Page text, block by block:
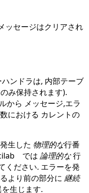
ッセージはクリアされ
ンドラは, 内部テーブ
み保持されます).
から メッセージ,エラ
における カレントの
生した 物理的な行番
では 論理的な行
ください. エラーを発
より前の部分に 継続
生じます.